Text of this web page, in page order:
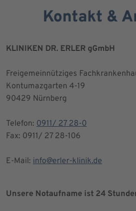
Kontakt &
KLINIKEN DR. ERLER gGmbH
Freigemeinnütziges
Kontumazgarten 4-19
90429 Nürnberg
Telefon: 0911/ 27 28-0
Fax: 0911/ 27 28-106
E-Mail: info@erler-klinik.de
Unsere Notaufname ist 24